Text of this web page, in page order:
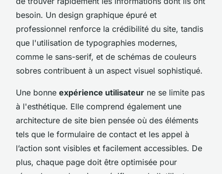
besoin. Un design graphique épuré et
professionnel renforce la crédibilité du site, tandis
que l'utilisation de typographies modernes,
comme le sans-serif, et de schémas de couleurs
sobres contribuent à un aspect visuel sophistiqué.
Une bonne expérience utilisateur ne se limite pas
à l'esthétique. Elle comprend également une
architecture de site bien pensée où des éléments
tels que le formulaire de contact et les appel à
l’action sont visibles et facilement accessibles. De
plus, chaque page doit être optimisée pour